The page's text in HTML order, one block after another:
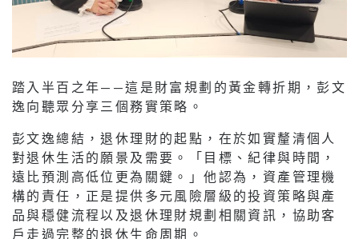
踏入半百之年——這是財富規劃的黃金轉折期，彭文
逸向聽眾分享三個務實策略。
彭文逸總結，退休理財的起點，在於如實釐清個人
對退休生活的願景及需要。「目標、紀律與時間，
遠比預測高低位更為關鍵。」他認為，資產管理機
構的責任，正是提供多元風險層級的投資策略與產
品與穩健流程以及退休理財規劃相關資訊，協助客
戶走過完整的退休生命周期。